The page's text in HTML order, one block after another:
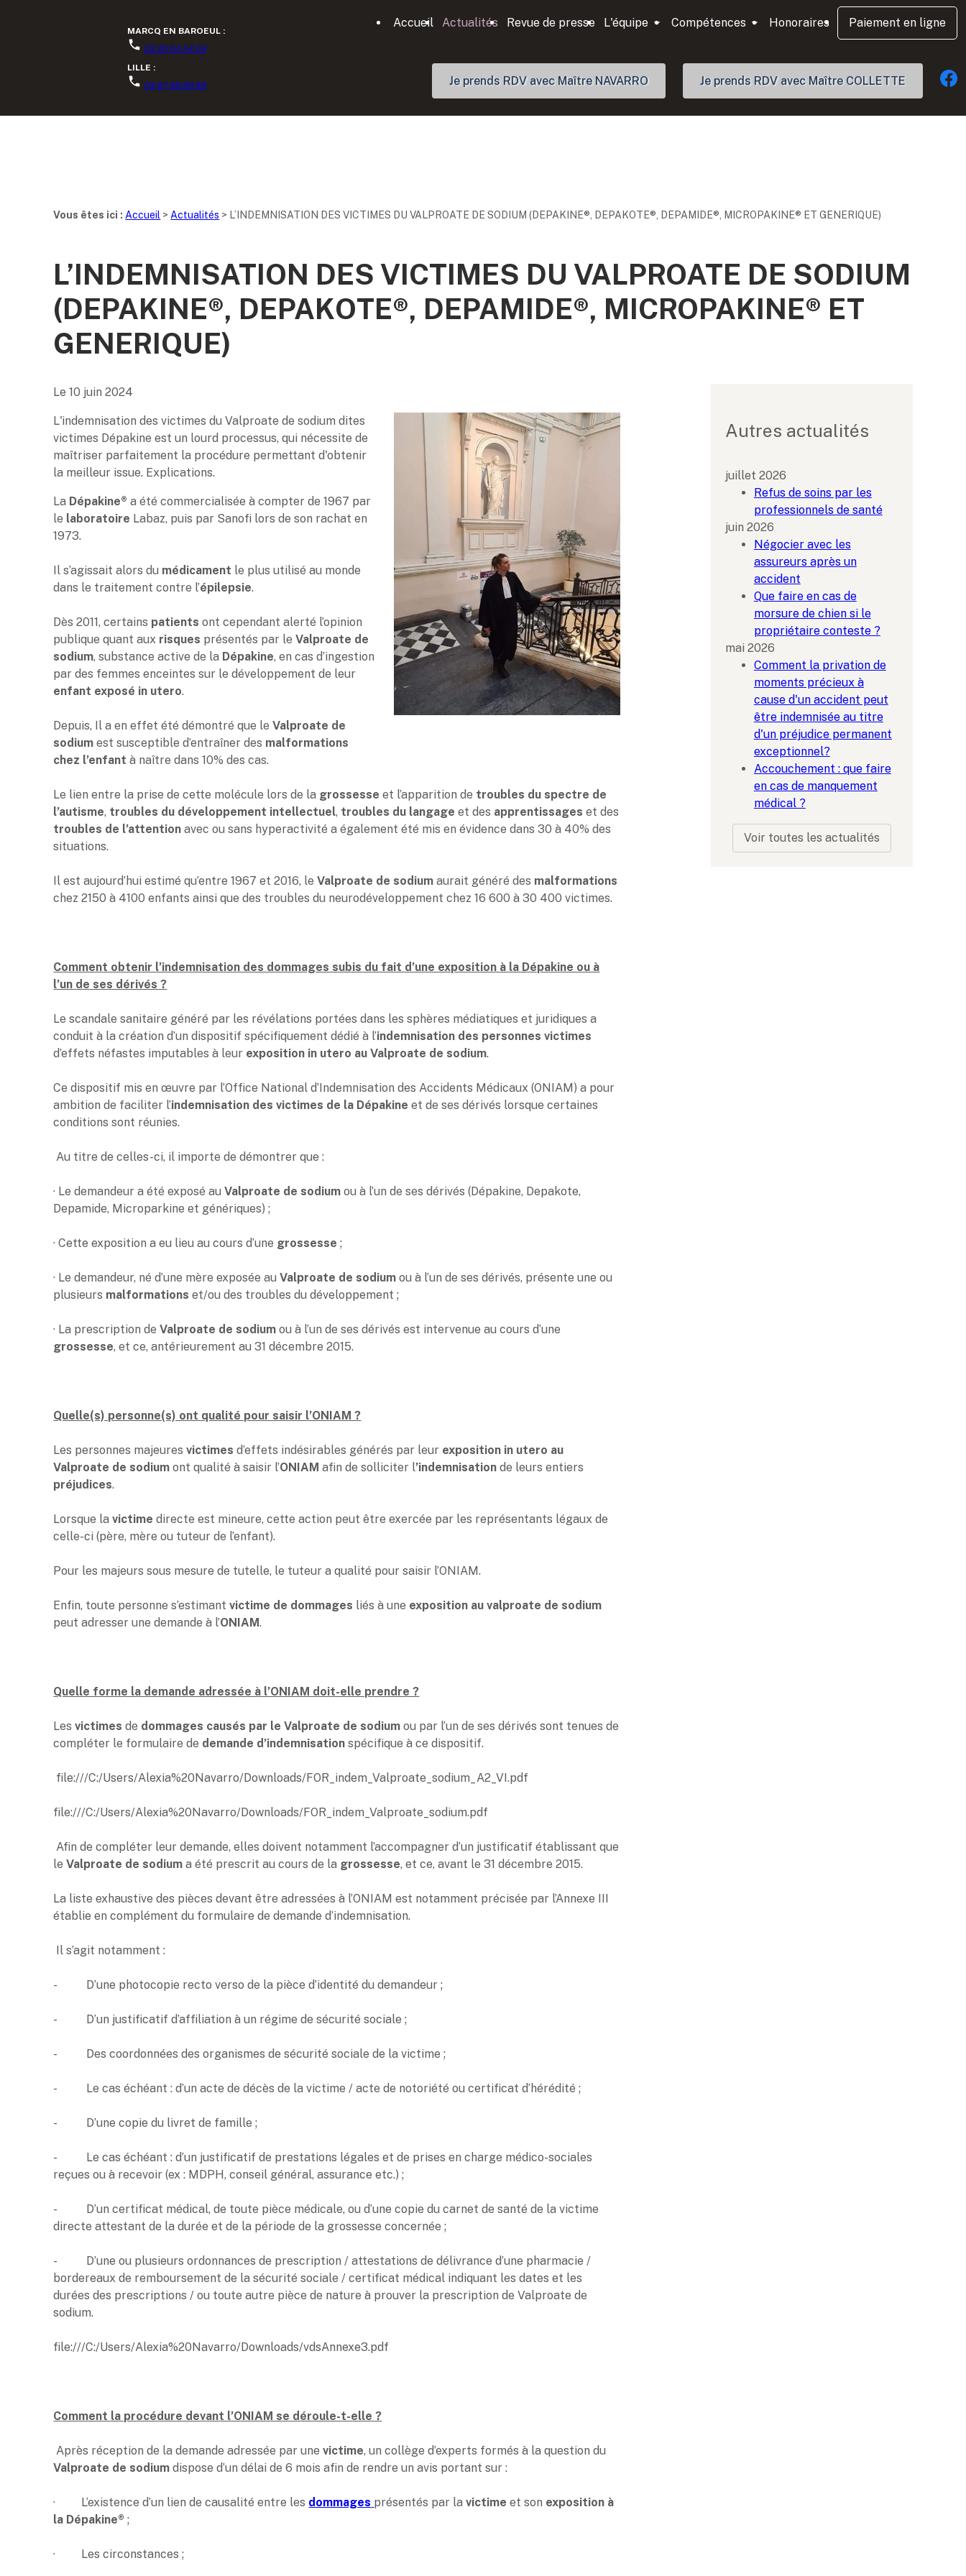
MARCQ EN BAROEUL :
03.20.04.54.04
LILLE :
03 67 89 89 89
Accueil Actualités Revue de presse L'équipe Compétences Honoraires Paiement en ligne
Je prends RDV avec Maître NAVARRO Je prends RDV avec Maître COLLETTE
Vous êtes ici : Accueil > Actualités > L’INDEMNISATION DES VICTIMES DU VALPROATE DE SODIUM (DEPAKINE®, DEPAKOTE®, DEPAMIDE®, MICROPAKINE® ET GENERIQUE)
L’INDEMNISATION DES VICTIMES DU VALPROATE DE SODIUM
(DEPAKINE®, DEPAKOTE®, DEPAMIDE®, MICROPAKINE® ET
GENERIQUE)
Le10 juin 2024
L'indemnisation des victimes du Valproate de sodium dites
victimes Dépakine est un lourd processus, qui nécessite de
maîtriser parfaitement la procédure permettant d'obtenir
la meilleur issue. Explications.
La Dépakine® a été commercialisée à compter de 1967 par
le laboratoire Labaz, puis par Sanofi lors de son rachat en
1973.
Il s’agissait alors du médicament le plus utilisé au monde
dans le traitement contre l’épilepsie.
Dès 2011, certains patients ont cependant alerté l’opinion
publique quant aux risques présentés par leValproate de
sodium, substance active de la Dépakine, en cas d’ingestion
par des femmes enceintes sur le développement de leur
enfant exposé in utero.
Depuis, Il a en effet été démontré que leValproate de
sodium est susceptible d’entraîner des malformations
chez l’enfant à naître dans 10% des cas.
Le lien entre la prise de cette molécule lors de la grossesse et l’apparition de troubles du spectre de
l’autisme, troubles du développement intellectuel, troubles du langage et des apprentissages et des
troubles de l’attention avec ou sans hyperactivité a également été mis en évidence dans 30 à 40% des
situations.
Il est aujourd’hui estimé qu’entre 1967 et 2016, leValproate de sodium aurait généré des malformations
chez 2150 à 4100 enfants ainsi que des troubles du neurodéveloppement chez 16 600 à 30 400 victimes.
Comment obtenir l’indemnisation des dommages subis du fait d’une exposition à la Dépakine ou à
l’un de ses dérivés ?
Le scandale sanitaire généré par les révélations portées dans les sphères médiatiques et juridiques a
conduit à la création d’un dispositif spécifiquement dédié à l’indemnisation des personnes victimes
d’effets néfastes imputables à leur exposition in utero au Valproate de sodium.
Ce dispositif mis en œuvre par l’Office National d’Indemnisation des Accidents Médicaux (ONIAM) a pour
ambition de faciliter l’indemnisation des victimes de la Dépakine et de ses dérivés lorsque certaines
conditions sont réunies.
Au titre de celles-ci, il importe de démontrer que :
· Le demandeur a été exposé auValproate de sodium ou à l’un de ses dérivés (Dépakine, Depakote,
Depamide, Microparkine et génériques) ;
· Cette exposition a eu lieu au cours d’une grossesse ;
· Le demandeur, né d’une mère exposée auValproate de sodium ou à l’un de ses dérivés, présente une ou
plusieurs malformations et/ou des troubles du développement ;
· La prescription deValproate de sodium ou à l’un de ses dérivés est intervenue au cours d’une
grossesse, et ce, antérieurement au 31 décembre 2015.
Quelle(s) personne(s) ont qualité pour saisir l’ONIAM ?
Les personnes majeuresvictimes d’effets indésirables générés par leur exposition in utero au
Valproate de sodium ont qualité à saisir l’ONIAM afin de solliciter l’indemnisation de leurs entiers
préjudices.
Lorsque la victime directe est mineure, cette action peut être exercée par les représentants légaux de
celle-ci (père, mère ou tuteur de l’enfant).
Pour les majeurs sous mesure de tutelle, le tuteur a qualité pour saisir l’ONIAM.
Enfin, toute personne s’estimantvictime de dommages liés à une exposition au valproate de sodium
peut adresser une demande à l’ONIAM.
Quelle forme la demande adressée à l’ONIAM doit-elle prendre ?
Lesvictimes de dommages causés par le Valproate de sodium ou par l’un de ses dérivés sont tenues de
compléter le formulaire de demande d’indemnisation spécifique à ce dispositif.
file:///C:/Users/Alexia%20Navarro/Downloads/FOR_indem_Valproate_sodium_A2_VI.pdf
file:///C:/Users/Alexia%20Navarro/Downloads/FOR_indem_Valproate_sodium.pdf
Afin de compléter leur demande, elles doivent notamment l’accompagner d’un justificatif établissant que
leValproate de sodium a été prescrit au cours de la grossesse, et ce, avant le 31 décembre 2015.
La liste exhaustive des pièces devant être adressées à l’ONIAM est notamment précisée par l’Annexe III
établie en complément du formulaire de demande d’indemnisation.
Il s’agit notamment :
- D’une photocopie recto verso de la pièce d’identité du demandeur ;
- D’un justificatif d’affiliation à un régime de sécurité sociale ;
- Des coordonnées des organismes de sécurité sociale de la victime ;
- Le cas échéant : d’un acte de décès de la victime / acte de notoriété ou certificat d’hérédité ;
- D’une copie du livret de famille ;
- Le cas échéant : d’un justificatif de prestations légales et de prises en charge médico-sociales
reçues ou à recevoir (ex : MDPH, conseil général, assurance etc.) ;
- D’un certificat médical, de toute pièce médicale, ou d’une copie du carnet de santé de la victime
directe attestant de la durée et de la période de la grossesse concernée ;
- D’une ou plusieurs ordonnances de prescription / attestations de délivrance d’une pharmacie /
bordereaux de remboursement de la sécurité sociale / certificat médical indiquant les dates et les
durées des prescriptions / ou toute autre pièce de nature à prouver la prescription de Valproate de
sodium.
file:///C:/Users/Alexia%20Navarro/Downloads/vdsAnnexe3.pdf
Comment la procédure devant l’ONIAM se déroule-t-elle ?
Après réception de la demande adressée par unevictime, un collège d’experts formés à la question du
Valproate de sodium dispose d’un délai de 6 mois afin de rendre un avis portant sur :
· L’existence d’un lien de causalité entre les dommages présentés par lavictime et son exposition à
la Dépakine® ;
· Les circonstances ;
Autres actualités
juillet 2026
Refus de soins par les
professionnels de santé
juin 2026
Négocier avec les
assureurs après un
accident
Que faire en cas de
morsure de chien si le
propriétaire conteste ?
mai 2026
Comment la privation de
moments précieux à
cause d'un accident peut
être indemnisée au titre
d'un préjudice permanent
exceptionnel?
Accouchement : que faire
en cas de manquement
médical ?
Voir toutes les actualités